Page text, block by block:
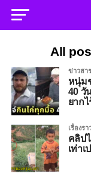
All
ข่าวสาร
หนุ่ม
40 วั
ยากไ
เรื่องร
คลิป
เท่า